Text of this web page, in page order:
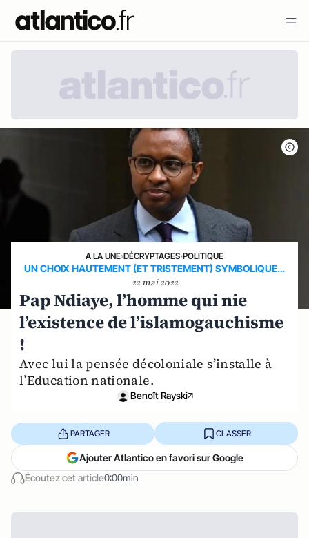
A LA UNE›DÉCRYPTAGES›POLITIQUE
UN CHOIX HAUTEMENT (ET TRISTEMENT) SYMBOLIQUE…
22 mai 2022
Pap Ndiaye, l’homme qui nie
l’existence de l’islamogauchisme
!
Avec lui la pensée décoloniale s’installe à
l’Education nationale.
Benoît Rayski
Écoutez cet article0:00min
PARTAGER CLASSER
Ajouter Atlantico en favori sur Google